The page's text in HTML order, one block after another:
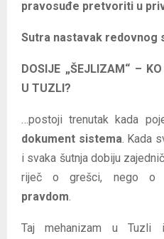
pravosuđe pretvoriti u
Sutra nastavak redovnog
DOSIJE „ŠEJLIZAM“ –
U TUZLI?
…postoji trenutak kada
dokument sistema . Kada
i svaka šutnja dobiju
riječ o grešci, nego o
pravdom
Taj mehanizam u Tuzli